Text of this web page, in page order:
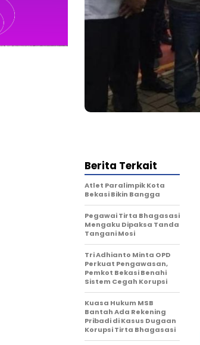
Berita Terkait
Atlet Paralimpik Kota
Bekasi Bikin Bangga
Pegawai Tirta Bhagasasi
Mengaku Dipaksa Tanda
Tangani Mosi
Tri Adhianto Minta OPD
Perkuat Pengawasan,
Pemkot Bekasi Benahi
Sistem Cegah Korupsi
Kuasa Hukum MSB
Bantah Ada Rekening
Pribadi di Kasus Dugaan
Korupsi Tirta Bhagasasi